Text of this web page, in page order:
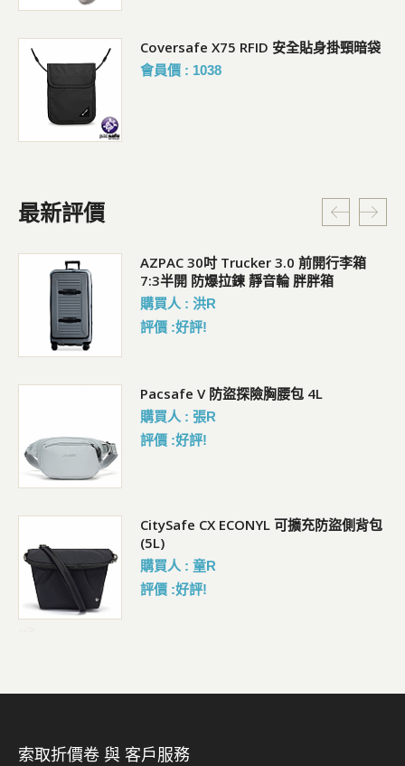
Coversafe X75 RFID 安全貼身掛頸暗袋
會員價 : 1038
最新評價
AZPAC 30吋 Trucker 3.0 前開行李箱
7:3半開 防爆拉鍊 靜音輪 胖胖箱
購買人 : 洪R
評價 :好評!
Pacsafe V 防盜探險胸腰包 4L
購買人 : 張R
評價 :好評!
CitySafe CX ECONYL 可擴充防盜側背包
(5L)
購買人 : 童R
評價 :好評!
索取折價卷 與 客戶服務